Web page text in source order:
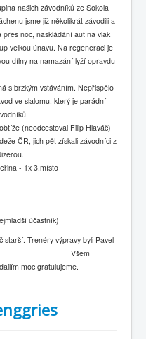
našich závodníků ze Sokola
jsme již několikrát závodili a
noc, naskládání aut na vlak
velkou únavu. Na regeneraci je
dílny na namazání lyží opravdu
s brzkým vstáváním. Nepřispělo
ve slalomu, který je parádní
(neodcestoval Filip Hlaváč)
ČR, jich pět získali závodníci z
- 1x 3.místo
1x 2.místo
účastník)
Trenéry výpravy byli Pavel
Všem
moc gratulujeme.